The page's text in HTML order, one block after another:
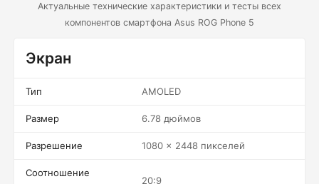
Актуальные технические характеристики и тесты всех
компонентов смартфона Asus ROG Phone 5
Экран
Тип AMOLED
Размер 6.78 дюймов
Разрешение 1080 x 2448 пикселей
Соотношение
20:9